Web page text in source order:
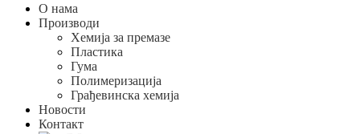
О нама
Производи
Хемија за премазе
Пластика
Гума
Полимеризација
Грађевинска хемија
Новости
Контакт